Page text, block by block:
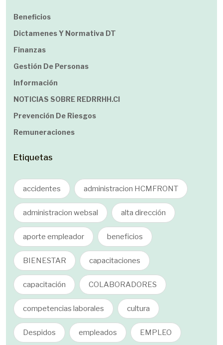
Beneficios
Dictamenes Y Normativa DT
Finanzas
Gestión De Personas
Información
NOTICIAS SOBRE REDRRHH.cl
Prevención De Riesgos
Remuneraciones
Etiquetas
accidentes administracion HCMFRONT
administracion websal alta dirección
aporte empleador beneficios
BIENESTAR capacitaciones
capacitación COLABORADORES
competencias laborales cultura
Despidos empleados EMPLEO